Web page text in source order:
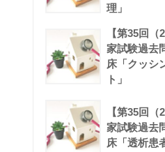
理」
【第35回
家試験過去
床「クッシ
ト」
【第35回
家試験過去
床「透析患